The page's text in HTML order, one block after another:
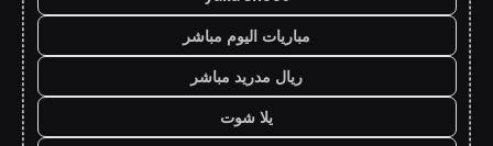
مباريات اليوم مباشر
ريال مدريد مباشر
يلا شوت